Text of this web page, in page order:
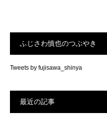
ふじさわ慎也のつぶやき
Tweets by fujisawa_shinya
最近の記事